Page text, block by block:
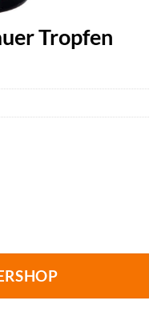
Tropfen